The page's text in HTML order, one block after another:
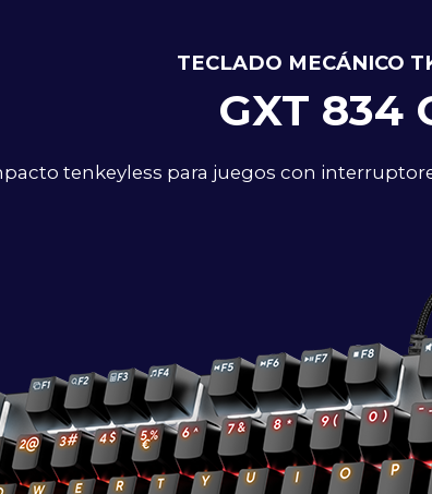
TECLADO MECÁNICO
GXT 834
tenkeyless para juegos con